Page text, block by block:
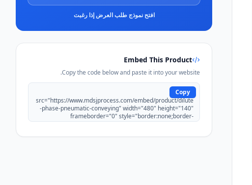
افتح نموذج طلب العرض إذا رغبت
Embed This Product
Copy the code below and paste it into your website.
Copy